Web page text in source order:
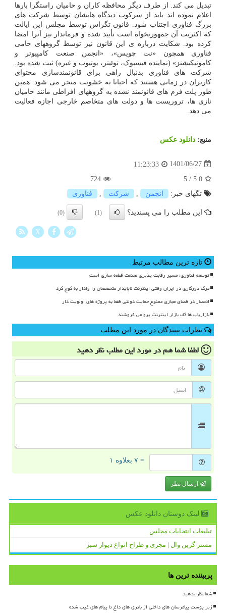
تبدیل می کند. از طرف دیگر محافظه کاران و حامیان راستگرا بارها
اعلام نموده اند باید از سرکوب دیدگاه هایشان توسط شرکت های
بزرگ فناوری اجتناب شود. قانون تگزاس توسط مجلس این ایالت
که اکثریت آن جمهوریخواه است تأیید شده و فرماندار نیز آنرا امضا
کرده بود. شکایت درباره ی این قانون نیز توسط گروههای حامی
فناوری همچون «نت چویس»، «انجمن صنعت کامپیوتر و
کامونیکیشنز» (نماینده فیسبوک، توئیتر، یوتیوب و غیره) ثبت شده بود.
شرکت های فناوری بدنبال راهی برای قانونمندسازی محتوای
کاربران در زمانی هستند که احیانا به خشونت منجر می شود. همین
طور پلت فرم های قانونمند نشده به گروههای افراطی مانند حامیان
نازی ها، تروریست ها و دولت های متخاصم خارجی اجازه فعالیت
می دهد.
منبع: دانلود عكس
1401/06/27
11:23:33
5.0
/
5
724
تگهای خبر:
انجمن , شركت , فناوری
این مطلب را می پسندید؟ (1)
(0)
X
تازه ترین مطالب مرتبط
توسعه فناوری، مسیر رقابت پذیری صنعت قطعه سازی است
مرگ دورکاری در ایران وقتی اینترنت ناپایدار متخصصان را وادار به کوچ کرد
انحصار در فضای مجازی ممنوع حمایت دولتی فقط به پروژه های اولویت دار
بازاریاب ها کف بازار اینترنت پرو می فروشند
نظرات بینندگان در مورد این مطلب
لطفا شما همدر مورد این مطلبنظر دهید
= ۷ بعلاوه ۱
ارسال نظر
لینک دوستان دانلود عكس
تبلیغات انتخابات مجلس
مستر گرین وال | مجری و طراح انواع دیوار سبز
پربیننده ترین ها
شما نظر بدهید
زیر پوست پیامرسان های داخلی از باتری های داغ تا پیام های غیب شده